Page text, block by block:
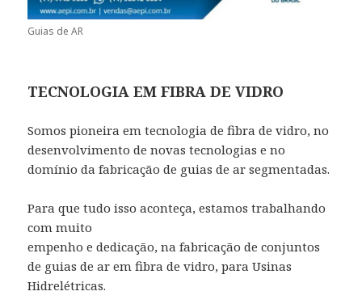
Guias de AR
TECNOLOGIA EM FIBRA DE VIDRO
Somos pioneira em tecnologia de fibra de vidro, no
desenvolvimento de novas tecnologias e no
domínio da fabricação de guias de ar segmentadas.
Para que tudo isso aconteça, estamos trabalhando
com muito
empenho e dedicação, na fabricação de conjuntos
de guias de ar em fibra de vidro, para Usinas
Hidrelétricas.